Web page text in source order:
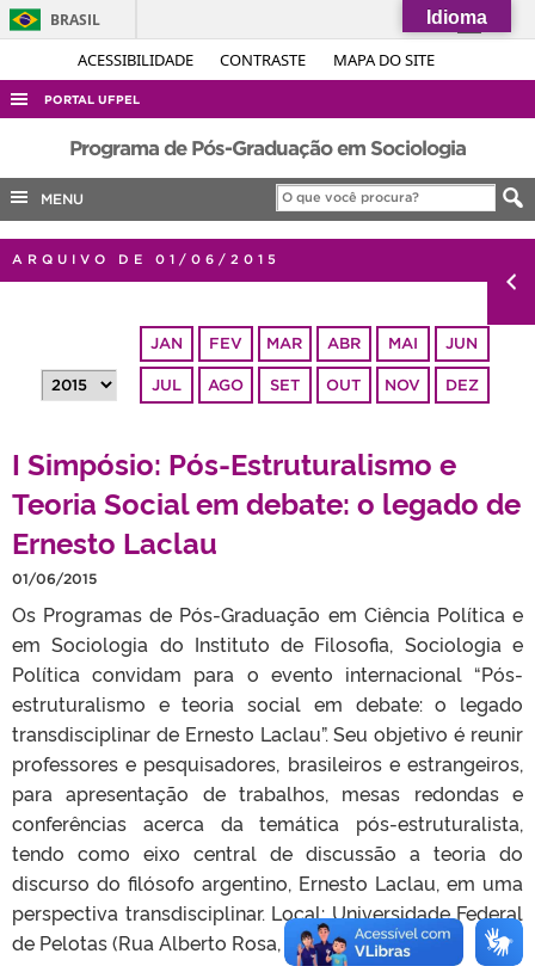
ACESSIBILIDADE CONTRASTE MAPA DO SITE
BRASIL
Simplifique!
Acesso à informação
Legislação
Canais
PORTAL UFPEL
ACESSO À INFORMAÇÃO
AUDITORIA
COBALTO
CONCURSOS
OUVIDORIA
TELEFONES
Programa de Pós-Graduação em Sociologia
MENU
ARQUIVO DE 01/06/2015
JAN FEV MAR ABR MAI JUN
JUL AGO SET OUT NOV DEZ
I Simpósio: Pós-Estruturalismo e
Teoria Social em debate: o legado de
Ernesto Laclau
01/06/2015
Os Programas de Pós-Graduação em Ciência Política e
em Sociologia do Instituto de Filosofia, Sociologia e
Política convidam para o evento internacional “Pós-
estruturalismo e teoria social em debate: o legado
transdisciplinar de Ernesto Laclau”. Seu objetivo é reunir
professores e pesquisadores, brasileiros e estrangeiros,
para apresentação de trabalhos, mesas redondas e
conferências acerca da temática pós-estruturalista,
tendo como eixo central de discussão a teoria do
discurso do filósofo argentino, Ernesto Laclau, em uma
perspectiva transdisciplinar. Local: Universidade Federal
de Pelotas (Rua Alberto Rosa, 154, 2º […]
Idioma